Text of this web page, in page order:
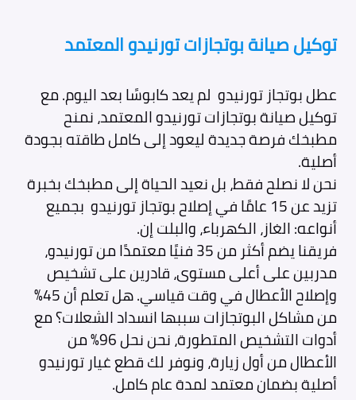
توكيل صيانة بوتجازات تورنيدو المعتمد
عطل بوتجاز تورنيدو لم يعد كابوسًا بعد اليوم. مع
توكيل صيانة بوتجازات تورنيدو المعتمد، نمنح
مطبخك فرصة جديدة ليعود إلى كامل طاقته بجودة
أصلية.
نحن لا نصلح فقط، بل نعيد الحياة إلى مطبخك بخبرة
تزيد عن 15 عامًا في إصلاح بوتجاز تورنيدو بجميع
أنواعه: الغاز، الكهرباء، والبلت إن.
فريقنا يضم أكثر من 35 فنيًا معتمدًا من تورنيدو،
مدربين على أعلى مستوى، قادرين على تشخيص
وإصلاح الأعطال في وقت قياسي. هل تعلم أن 45%
من مشاكل البوتجازات سببها انسداد الشعلات؟ مع
أدوات التشخيص المتطورة، نحن نحل 96% من
الأعطال من أول زيارة، ونوفر لك قطع غيار تورنيدو
أصلية بضمان معتمد لمدة عام كامل.